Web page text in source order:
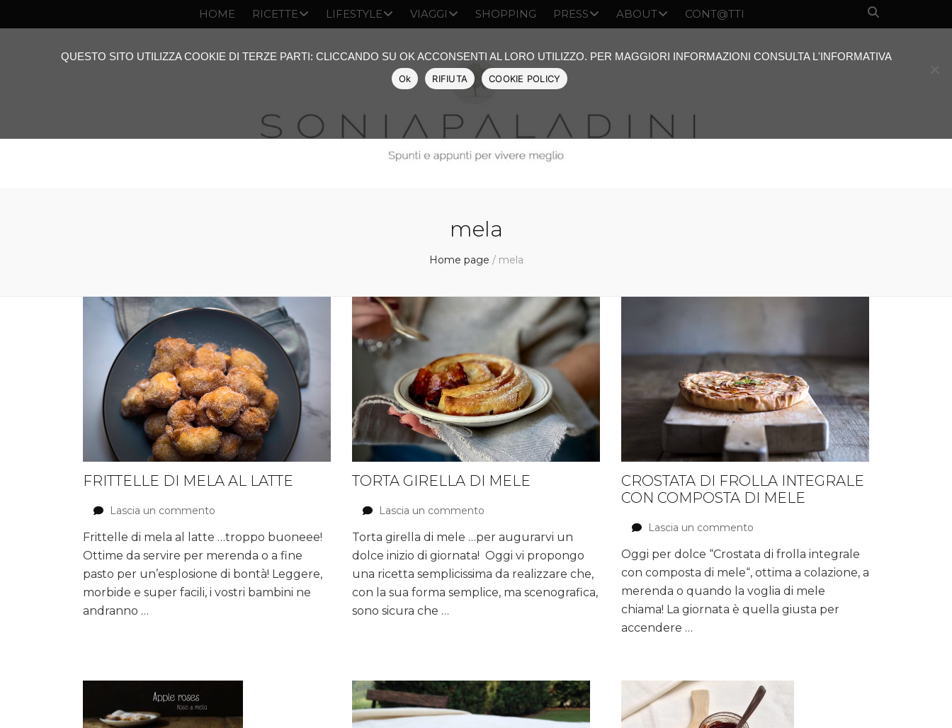
HOME RICETTE LIFESTYLE VIAGGI SHOPPING PRESS ABOUT CONT@TTI
mela
Home page / mela
FRITTELLE DI MELA AL LATTE
Lascia un commento
di
mela
al
Frittelle di mela al latte …troppo buoneee!
Ottime da servire per merenda o a fine
pasto per un’esplosione di bontà! Leggere,
morbide e super facili, i vostri bambini ne
andranno …
TORTA GIRELLA DI MELE
Lascia un commento
girella
di
mele
Torta girella di mele …per augurarvi un
dolce inizio di giornata! Oggi vi propongo
una ricetta semplicissima da realizzare che,
con la sua forma semplice, ma scenografica,
sono sicura che …
CROSTATA DI FROLLA INTEGRALE
CON COMPOSTA DI MELE
Lascia un commento
di
frolla
integrale
con
composta
Oggi per dolce “Crostata di frolla integrale
con composta di mele“, ottima a colazione, a
merenda o quando la voglia di mele
chiama! La giornata è quella giusta per
accendere …
QUESTO SITO UTILIZZA COOKIE DI TERZE PARTI: CLICCANDO SU OK ACCONSENTI AL LORO UTILIZZO. PER MAGGIORI INFORMAZIONI CONSULTA L'INFORMATIVA
Ok RIFIUTA COOKIE POLICY